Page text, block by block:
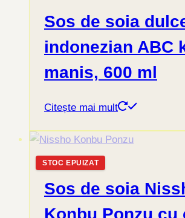
Sos de soia
indonezian ABC
manis, 600 ml
Citește mai mult
STOC EPUIZAT
Sos de soia
Konbu Ponzu cu